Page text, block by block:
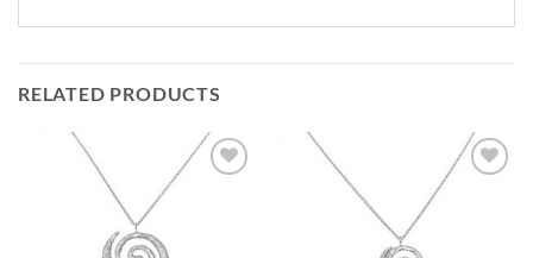
RELATED PRODUCTS
Προσθήκη